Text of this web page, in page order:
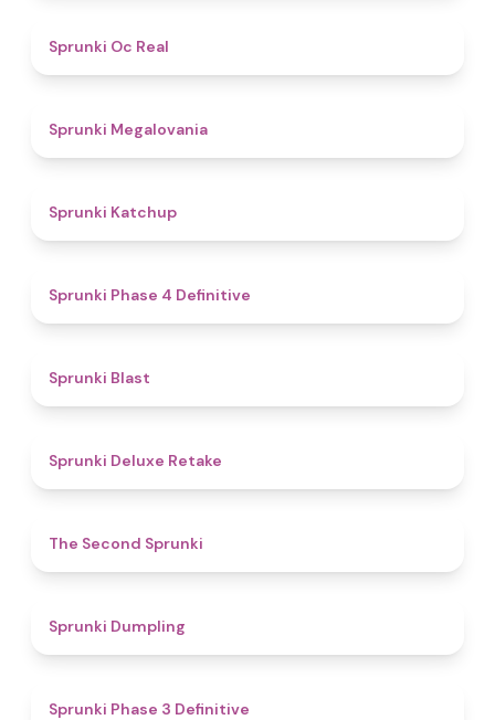
Sprunki Oc Real
Sprunki Megalovania
Sprunki Katchup
Sprunki Phase 4 Definitive
Sprunki Blast
Sprunki Deluxe Retake
The Second Sprunki
Sprunki Dumpling
Sprunki Phase 3 Definitive